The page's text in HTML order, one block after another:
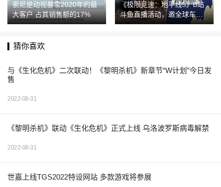
索尼是动视暴雪2020年的最
大客户 占其销售额的17%
《极限竞速：地平线5》B站
斗鱼直播活动，邀全球车手
共度中秋
猜你喜欢
与《生化危机》二次联动！《黎明杀机》新章节“W计划”今日发
售
2022-08-31
《黎明杀机》联动《生化危机》正式上线 乌洛波罗斯病毒解禁
2022-08-31
世嘉上线TGS2022特设网站 多款游戏将参展